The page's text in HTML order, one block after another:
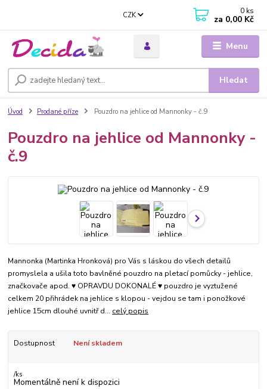
Menu
CZK
Hledat
0 ks
za 0,00 Kč
Úvod Prodané příze Pouzdro na jehlice od Mannonky - č.9
Pouzdro na jehlice od Mannonky -
č.9
Mannonka (Martinka Hronková) pro Vás s láskou do všech detailů
promyslela a ušila toto bavlněné pouzdro na pletací pomůcky - jehlice,
značkovače apod. ♥ OPRAVDU DOKONALÉ ♥ pouzdro je vyztužené
celkem 20 přihrádek na jehlice s klopou - vejdou se tam i ponožkové
jehlice 15cm dlouhé uvnitř d... celý popis
Dostupnost Není skladem
/ks
Momentálně není k dispozici